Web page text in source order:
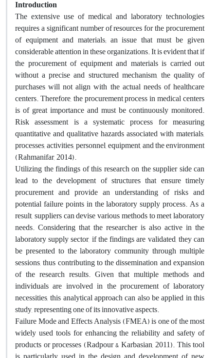
Introduction
The extensive use of medical and laboratory technologies
requires a significant number of resources for the procurement
of equipment and materials; an issue that must be given
considerable attention in these organizations. It is evident that if
the procurement of equipment and materials is carried out
without a precise and structured mechanism, the quality of
purchases will not align with the actual needs of healthcare
centers. Therefore, the procurement process in medical centers
is of great importance and must be continuously monitored.
Risk assessment is a systematic process for measuring
quantitative and qualitative hazards associated with materials,
processes, activities, personnel, equipment, and the environment
(Rahmanifar, 2014).
Utilizing the findings of this research on the supplier side can
lead to the development of structures that ensure timely
procurement and provide an understanding of risks and
potential failure points in the laboratory supply process. As a
result, suppliers can devise various methods to meet laboratory
needs. Considering that the researcher is also active in the
laboratory supply sector, if the findings are validated, they can
be presented to the laboratory community through multiple
sessions, thus contributing to the dissemination and expansion
of the research results. Given that multiple methods and
individuals are involved in the procurement of laboratory
necessities, this analytical approach can also be applied in this
study, representing one of its innovative aspects.
Failure Mode and Effects Analysis (FMEA) is one of the most
widely used tools for enhancing the reliability and safety of
products or processes (Radpour & Karbasian, 2011). This tool